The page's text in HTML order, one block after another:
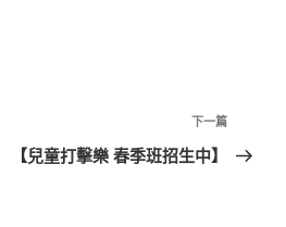
下
一
下一篇
【兒童打擊樂 春季班招生中】